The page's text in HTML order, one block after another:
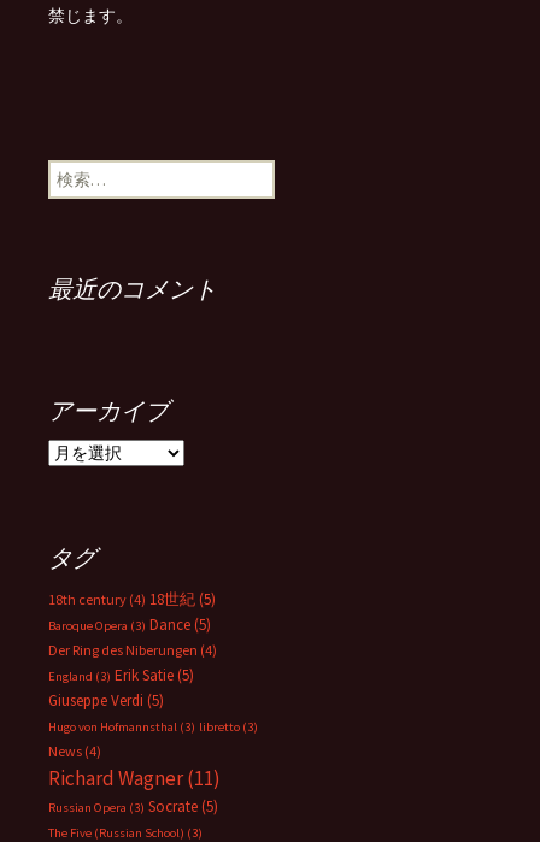
禁じます。
検
索:
最近のコメント
アーカイブ
ア
ブ
タグ
18th century (4) 18世紀 (5)
Baroque Opera (3) Dance (5)
Der Ring des Niberungen (4)
England (3) Erik Satie (5)
Giuseppe Verdi (5)
Hugo von Hofmannsthal (3) libretto (3)
News (4)
Richard Wagner(11)
Russian Opera (3) Socrate (5)
The Five (Russian School) (3)